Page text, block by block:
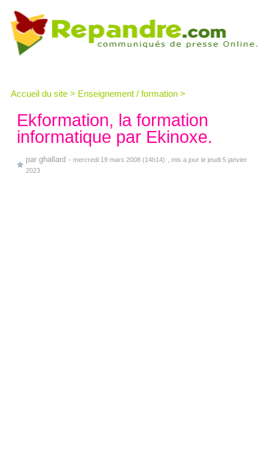
Accueil du site > Enseignement / formation >
Ekformation, la formation
informatique par Ekinoxe.
par ghallard - mercredi 19 mars 2008 (14h14)
, mis a jour le jeudi 5 janvier
2023